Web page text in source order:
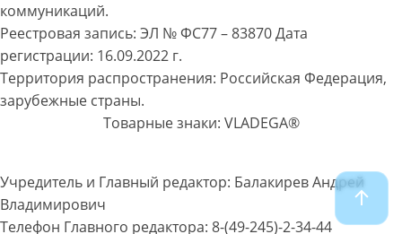
коммуникаций.
Реестровая запись: ЭЛ № ФС77 – 83870 Дата
регистрации: 16.09.2022 г.
Территория распространения: Российская Федерация,
зарубежные страны.
Товарные знаки: VLADEGA®
Учредитель и Главный редактор: Балакирев Андрей
Владимирович
Телефон Главного редактора: 8-(49-245)-2-34-44